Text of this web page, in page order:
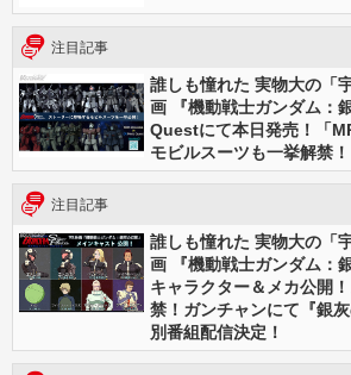
注目記事
誰しも憧れた 実物大の
画 『機動戦士ガンダム：
Questにて本日発売！「
モビルスーツも一挙解禁！
注目記事
誰しも憧れた 実物大の
画 『機動戦士ガンダム：
キャラクター＆メカ公開
禁！ガンチャンにて『銀
別番組配信決定！